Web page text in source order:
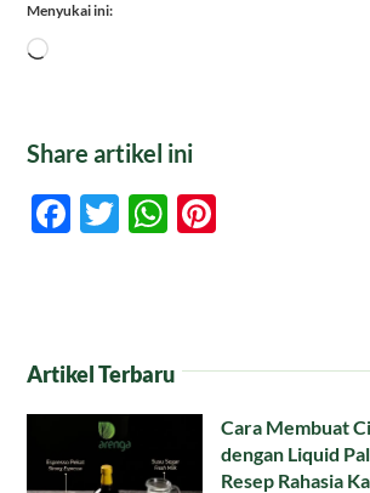
Menyukai ini:
Memuat...
Share artikel ini
Facebook
TwitterWhatsApp
Artikel Terbaru
Cara Membuat
dengan Liquid
Resep Rahasia